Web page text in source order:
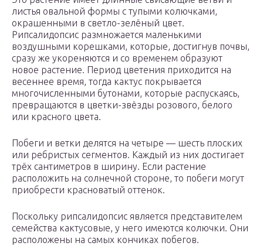
листья овальной формы с тупыми колючками,
окрашенными в светло-зелёный цвет.
Рипсалидопсис размножается маленькими
воздушными корешками, которые, достигнув почвы,
сразу же укореняются и со временем образуют
новое растение. Период цветения приходится на
весеннее время, тогда кактус покрывается
многочисленными бутонами, которые распускаясь,
превращаются в цветки-звёзды розового, белого
или красного цвета.
Побеги и ветки делятся на четыре — шесть плоских
или ребристых сегментов. Каждый из них достигает
трёх сантиметров в ширину. Если растение
расположить на солнечной стороне, то побеги могут
приобрести красноватый оттенок.
Поскольку рипсалидопсис является представителем
семейства кактусовые, у него имеются колючки. Они
расположены на самых кончиках побегов.